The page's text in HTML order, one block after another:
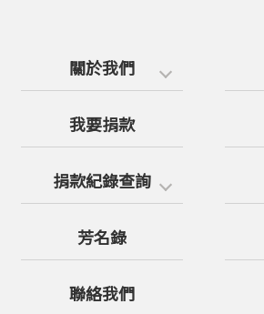
關於我們
我要捐款
捐款紀錄查詢
芳名錄
聯絡我們